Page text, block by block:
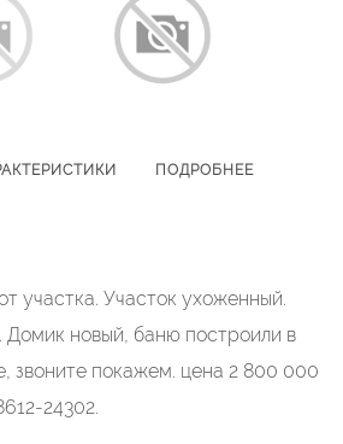
ПОДРОБНЕЕ
участка. Участок ухоженный.
новый, баню построили в
звоните покажем. цена 2 800 000
24302.